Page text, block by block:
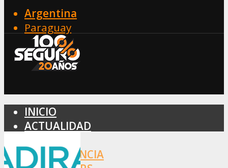
Argentina
Paraguay
INICIO
ACTUALIDAD
ASISTENCIA